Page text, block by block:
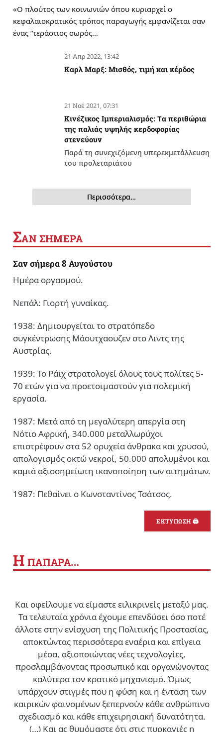
«Ο πλούτος των κοινωνιών όπου κυριαρχεί ο
κεφαλαιοκρατικός τρόπος παραγωγής εμφανίζεται σαν
ένας “τεράστιος σωρός…
21 Απρ 2022, 13:42
Καρλ Μαρξ: Μισθός, τιμή και κέρδος
21 Νοέ 2021, 07:31
Κινέζικος Ιμπεριαλισμός: Tα περιθώρια
της παλιάς υψηλής κερδοφορίας
στενεύουν
Παρά τη συνεχιζόμενη υπερεκμετάλλευση
του προλεταριάτου
Περισσότερα…
ΣΑΝ ΣΗΜΕΡΑ
Σαν σήμερα 8 Αυγούστου
Ημέρα οργασμού.
Νεπάλ: Γιορτή γυναίκας.
1938: Δημιουργείται το στρατόπεδο
συγκέντρωσης Μάουτχαουζεν στο Λιντς της
Αυστρίας.
1939: Το Ράιχ στρατολογεί όλους τους πολίτες 5-
70 ετών για να προετοιμαστούν για πολεμική
εργασία.
1987: Μετά από τη μεγαλύτερη απεργία στη
Νότιο Αφρική, 340.000 μεταλλωρύχοι
επιστρέφουν στα 52 ορυχεία άνθρακα και χρυσού,
απολογισμός οκτώ νεκροί, 50.000 απολυμένοι και
καμιά αξιοσημείωτη ικανοποίηση των αιτημάτων.
1987: Πεθαίνει ο Κωνσταντίνος Τσάτσος.
ΕΚΤΥΠΩΣΗ 🖨
Η ΠΑΠΑΡΑ…
Και οφείλουμε να είμαστε ειλικρινείς μεταξύ μας.
Τα τελευταία χρόνια έχουμε επενδύσει όσο ποτέ
άλλοτε στην ενίσχυση της Πολιτικής Προστασίας,
αποκτώντας περισσότερα εναέρια και επίγεια
μέσα, αξιοποιώντας νέες τεχνολογίες,
προσλαμβάνοντας προσωπικό και οργανώνοντας
καλύτερα τον κρατικό μηχανισμό. Όμως
υπάρχουν στιγμές που η φύση και η ένταση των
καιρικών φαινομένων ξεπερνούν κάθε ανθρώπινο
σχεδιασμό και κάθε επιχειρησιακή δυνατότητα.
(…) Και ας θυμόμαστε ότι στις πυρκαγιές η